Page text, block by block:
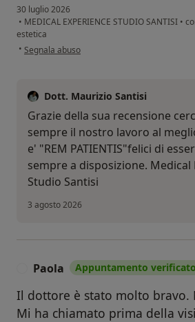
30 luglio 2026
• MEDICAL EXPERIENCE STUDIO SANTISI •
estetica
• secondo l'opinione dell'utente De Melo Maria
Segnala abuso
Dott. Maurizio Santisi
Grazie della sua recensione
sempre il nostro lavoro al
e' "REM PATIENTIS"felici di
sempre a disposizione. Medical
Studio Santisi
3 agosto 2026
Paola Appuntamento verificato
Il dottore è stato molto bravo.
Mi ha chiamato prima della